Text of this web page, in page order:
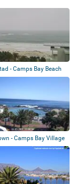
- Camps Bay Beach
- Camps Bay Village